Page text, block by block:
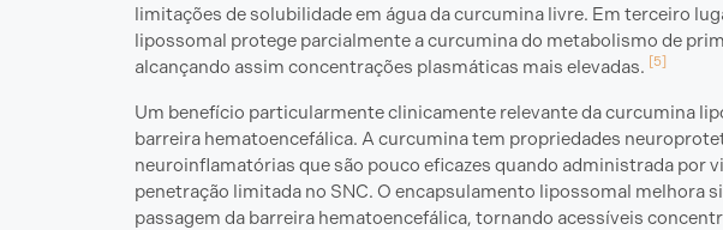
limitações de solubilidade em água da curcumina livre. Em terceiro
lipossomal protege parcialmente a curcumina do metabolismo de
alcançando assim concentrações plasmáticas mais elevadas.
[5]
Um benefício particularmente clinicamente relevante da curcumina
barreira hematoencefálica. A curcumina tem propriedades
neuroinflamatórias que são pouco eficazes quando administrada por
penetração limitada no SNC. O encapsulamento lipossomal melhora
passagem da barreira hematoencefálica, tornando acessíveis